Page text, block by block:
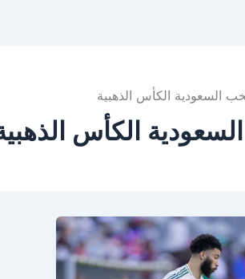
السعودية الكأس الذهبية
الكأس